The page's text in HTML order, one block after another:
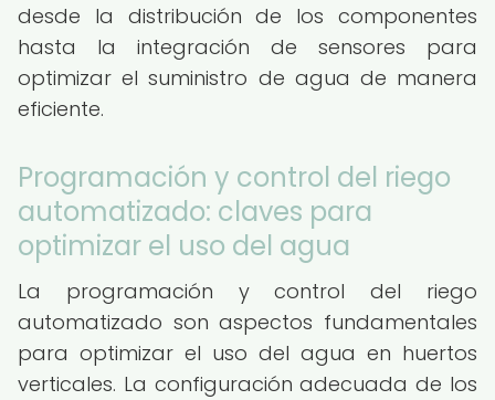
desde la distribución de los componentes
hasta la integración de sensores para
optimizar el suministro de agua de manera
eficiente.
Programación y control del riego
automatizado: claves para
optimizar el uso del agua
La programación y control del riego
automatizado son aspectos fundamentales
para optimizar el uso del agua en huertos
verticales. La configuración adecuada de los